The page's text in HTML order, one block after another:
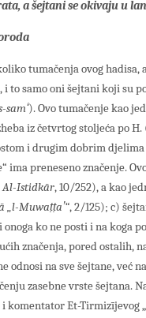
a šejtani se okivaju u
tumačenja ovog hadisa,
i to samo oni šejtani koji su
samʻ). Ovo tumačenje kao
iz četvrtog stoljeća po
i drugim dobrim
ima preneseno značenje.
Al-Istidkār, 10/252), a kao
„l-Muwaṭṭaʼ“, 2/125); c)
ko ne posti i na koga
značenja, pored ostalih,
odnosi na sve šejtane, već
zasebne vrste šejtana.
Et-Tirmizījevog